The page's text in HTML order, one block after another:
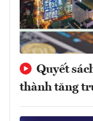
Quyết
thành tăng